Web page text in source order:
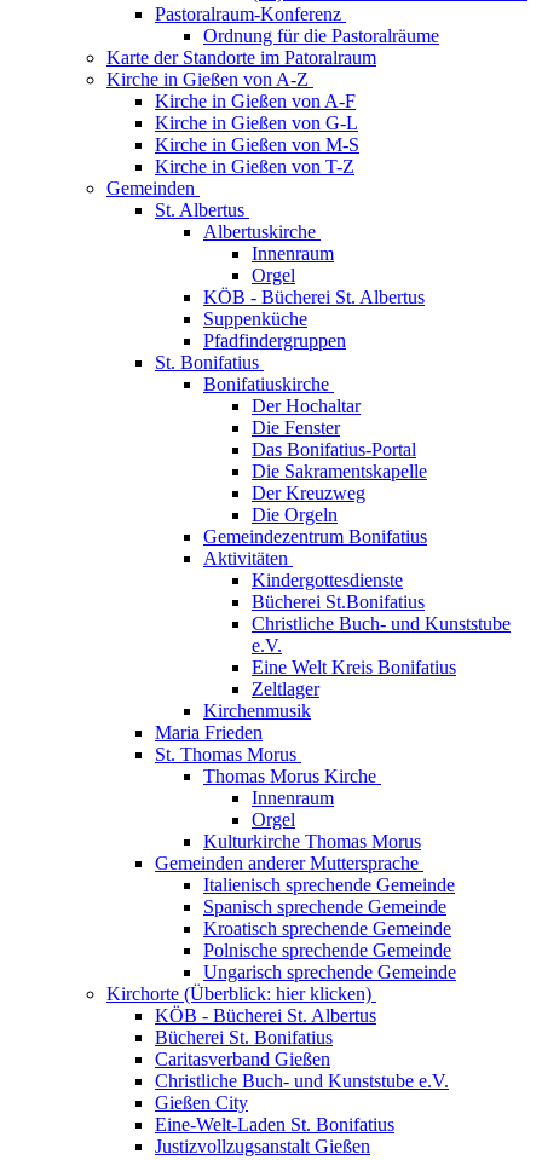
Pastoralraum-Konferenz
Ordnung für die Pastoralräume
Karte der Standorte im Patoralraum
Kirche in Gießen von A-Z
Kirche in Gießen von A-F
Kirche in Gießen von G-L
Kirche in Gießen von M-S
Kirche in Gießen von T-Z
Gemeinden
St. Albertus
Albertuskirche
Innenraum
Orgel
KÖB - Bücherei St. Albertus
Suppenküche
Pfadfindergruppen
St. Bonifatius
Bonifatiuskirche
Der Hochaltar
Die Fenster
Das Bonifatius-Portal
Die Sakramentskapelle
Der Kreuzweg
Die Orgeln
Gemeindezentrum Bonifatius
Aktivitäten
Kindergottesdienste
Bücherei St.Bonifatius
Christliche Buch- und Kunststube
e.V.
Eine Welt Kreis Bonifatius
Zeltlager
Kirchenmusik
Maria Frieden
St. Thomas Morus
Thomas Morus Kirche
Innenraum
Orgel
Kulturkirche Thomas Morus
Gemeinden anderer Muttersprache
Italienisch sprechende Gemeinde
Spanisch sprechende Gemeinde
Kroatisch sprechende Gemeinde
Polnische sprechende Gemeinde
Ungarisch sprechende Gemeinde
Kirchorte (Überblick: hier klicken)
KÖB - Bücherei St. Albertus
Bücherei St. Bonifatius
Caritasverband Gießen
Christliche Buch- und Kunststube e.V.
Gießen City
Eine-Welt-Laden St. Bonifatius
Justizvollzugsanstalt Gießen